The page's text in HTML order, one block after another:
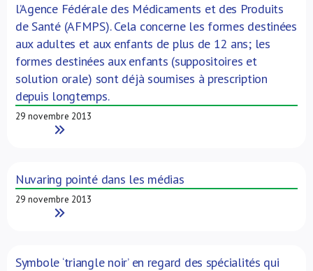
l’Agence Fédérale des Médicaments et des Produits
de Santé (AFMPS). Cela concerne les formes destinées
aux adultes et aux enfants de plus de 12 ans; les
formes destinées aux enfants (suppositoires et
solution orale) sont déjà soumises à prescription
depuis longtemps.
29 novembre 2013
Read More
Nuvaring pointé dans les médias
29 novembre 2013
Read More
Symbole ‘triangle noir’ en regard des spécialités qui